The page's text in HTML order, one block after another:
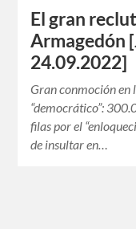
El gran
Armagedón
24.09.2022]
Gran conmoción en
“democrático”:
filas por el
de insultar en…